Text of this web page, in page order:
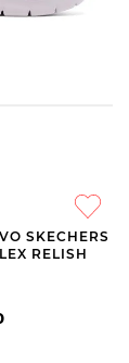
SKECHERS
RELISH